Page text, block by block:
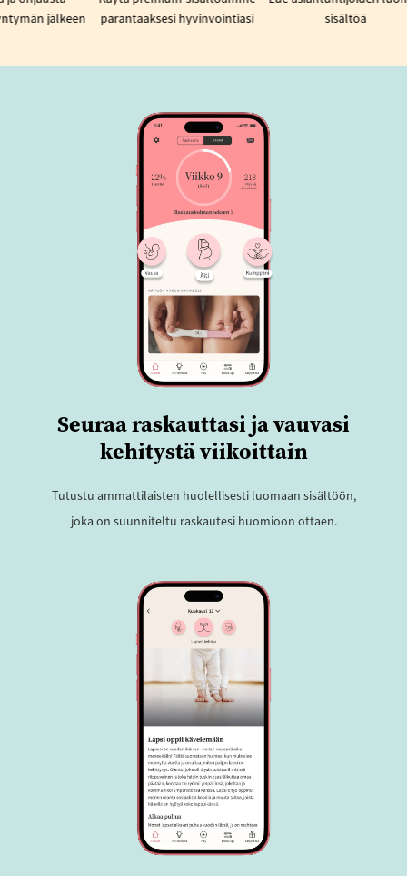
parantaaksesi hyvinvointiasi
Seuraa raskauttasi ja vauvasi
kehitystä viikoittain
Tutustu ammattilaisten huolellisesti luomaan sisältöön,
joka on suunniteltu raskautesi huomioon ottaen.